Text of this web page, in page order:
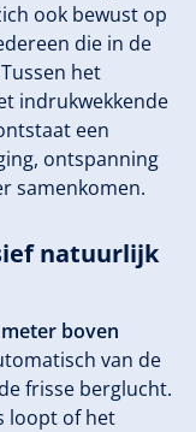
ook bewust op
die in de
het
indrukwekkende
een
ontspanning
samenkomen.
natuurlijk
meter boven
van de
frisse berglucht.
loopt of het